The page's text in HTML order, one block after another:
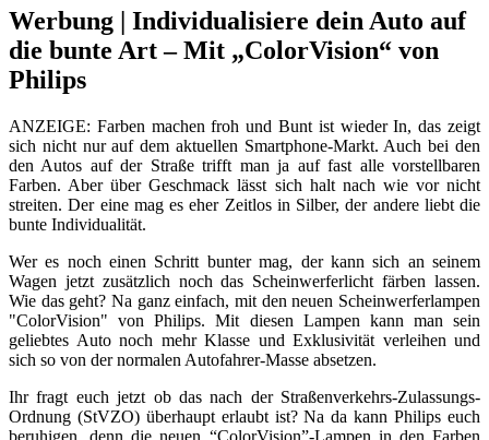
Werbung | Individualisiere dein Auto auf
die bunte Art – Mit „ColorVision“ von
Philips
ANZEIGE: Farben machen froh und Bunt ist wieder In, das zeigt
sich nicht nur auf dem aktuellen Smartphone-Markt. Auch bei den
den Autos auf der Straße trifft man ja auf fast alle vorstellbaren
Farben. Aber über Geschmack lässt sich halt nach wie vor nicht
streiten. Der eine mag es eher Zeitlos in Silber, der andere liebt die
bunte Individualität.
Wer es noch einen Schritt bunter mag, der kann sich an seinem
Wagen jetzt zusätzlich noch das Scheinwerferlicht färben lassen.
Wie das geht? Na ganz einfach, mit den neuen Scheinwerferlampen
"ColorVision" von Philips. Mit diesen Lampen kann man sein
geliebtes Auto noch mehr Klasse und Exklusivität verleihen und
sich so von der normalen Autofahrer-Masse absetzen.
Ihr fragt euch jetzt ob das nach der Straßenverkehrs-Zulassungs-
Ordnung (StVZO) überhaupt erlaubt ist? Na da kann Philips euch
beruhigen, denn die neuen “ColorVision”-Lampen in den Farben